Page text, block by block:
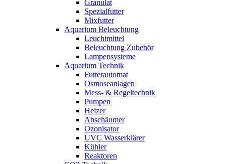
Granulat
Spezialfutter
Mixfutter
Aquarium Beleuchtung
Leuchtmittel
Beleuchtung Zubehör
Lampensysteme
Aquarium Technik
Futterautomat
Osmoseanlagen
Mess- & Regeltechnik
Pumpen
Heizer
Abschäumer
Ozonisator
UVC Wasserklärer
Kühler
Reaktoren